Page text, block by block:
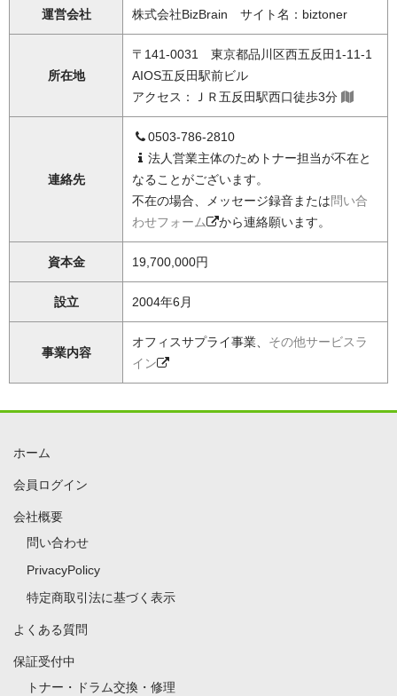
運営会社 株式会社BizBrain サイト名：biztoner
所在地
〒141-0031 東京都品川区西五反田1-11-1
AIOS五反田駅前ビル
アクセス：ＪＲ五反田駅西口徒歩3分
連絡先
0503-786-2810
法人営業主体のためトナー担当が不在と
なることがございます。
不在の場合、メッセージ録音または問い合
わせフォーム
から連絡願います。
資本金 19,700,000円
設立 2004年6月
事業内容
オフィスサプライ事業、 その他サービスラ
イン
ホーム
会員ログイン
会社概要
問い合わせ
PrivacyPolicy
特定商取引法に基づく表示
よくある質問
保証受付中
トナー・ドラム交換・修理